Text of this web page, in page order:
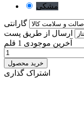
مشکی
گارانتی
ارسال از طریق پست
آخرین موجودی 1 قلم
خرید محصول
اشتراک گذاری